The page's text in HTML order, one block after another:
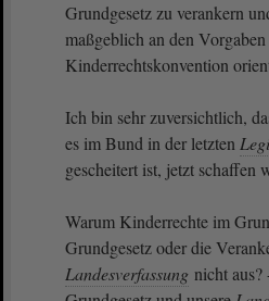
Grundgesetz zu verankern
maßgeblich an den
Kinderrechtskonvention
Ich bin sehr zuversichtlich,
es im Bund in der letzten
gescheitert ist, jetzt schaffen
Warum Kinderrechte im
Grundgesetz oder die
Landesverfassung nicht aus?